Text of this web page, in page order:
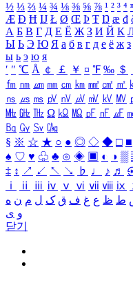
½ ⅓ ⅔ ¼ ¾ ⅛ ⅜ ⅝ ⅞ ¹ ² ³ ⁴ ⁿ
Æ Ð Ħ Ĳ Ł Ø Œ Þ Ŧ Ŋ æ đ
А Б В Г Д Е Ё Ж З И Й К
Ы Ь Э Ю Я а б в г д е ё ж з
ы ь э ю я
′ ″ ℃ Å ￠ ￡ ￥ ¤ ℉ ‰ ＄
㎙ ㎚ ㎛ ㎜ ㎝ ㎞ ㎟ ㎠ ㎡
㎱ ㎲ ㎳ ㎴ ㎵ ㎶ ㎷ ㎸ ㎹
㎒ ㎓ ㎔ Ω ㏀ ㏁ ㎊ ㎋ ㎌
㏃ ㏉ ㏜ ㏆
§ ※ ☆ ★ ○ ● ◎ ◇ ◆ □ ■
♠ ♡ ♥ ♧ ♣ ⊙ ◈ ▣ ◐ ◑ ▒
‡ ↕ ↗ ↙ ↖ ↘ ♭ ♩ ♪ ♬
ⅰ
ⅱ ⅲ ⅳ ⅴ ⅵ ⅶ ⅷ ⅸ
ط ظ ع غ ف ق ک ل م ن ه
و ی
닫기